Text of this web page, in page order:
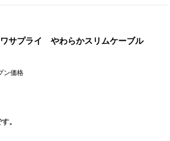
サプライ やわらかスリムケーブル
ン価格
。